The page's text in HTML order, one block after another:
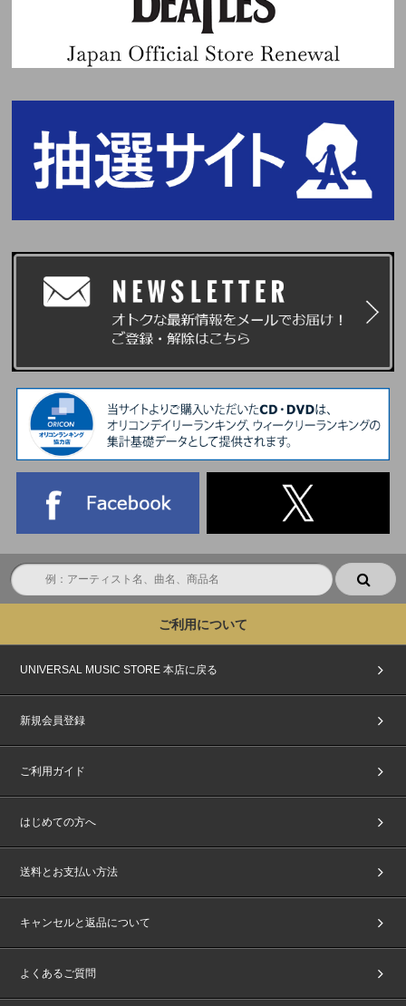
ご利用について
UNIVERSAL MUSIC STORE 本店に戻る
新規会員登録
ご利用ガイド
はじめての方へ
送料とお支払い方法
キャンセルと返品について
よくあるご質問